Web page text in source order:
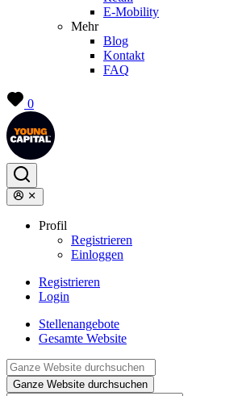
E-Mobility
Mehr
Blog
Kontakt
FAQ
0
Profil
Registrieren
Einloggen
Registrieren
Login
Stellenangebote
Gesamte Website